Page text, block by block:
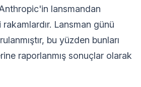
lansmandan
Lansman günü
bu yüzden bunları
raporlanmış sonuçlar olarak